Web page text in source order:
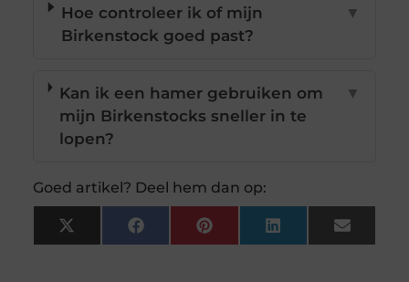
Hoe controleer ik of mijn
Birkenstock goed past?
▼
Kan ik een hamer gebruiken om
mijn Birkenstocks sneller in te
lopen?
▼
Goed artikel? Deel hem dan op:
X
(Twitter)
FacebookPinterestLinkedInEmail